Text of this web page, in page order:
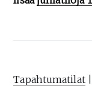
Tapahtumatilat|